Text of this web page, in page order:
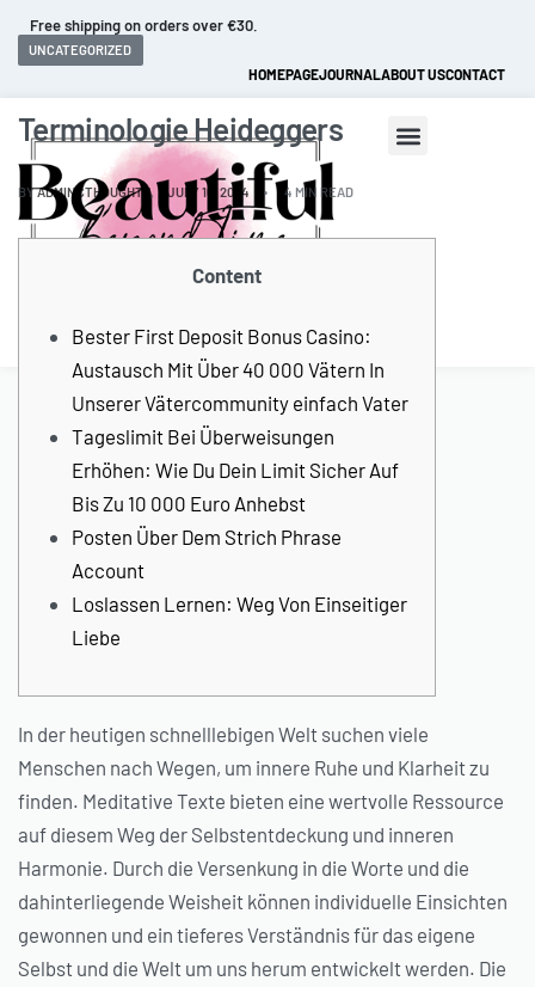
Free shipping on orders over €30.
HOMEPAGEJOURNALABOUT USCONTACT
UNCATEGORIZED
Terminologie Heideggers
BYADMINCTHOUGHTZ JULY 16, 2024 4 MIN READ
Content
Bester First Deposit Bonus Casino:
Austausch Mit Über 40 000 Vätern In
Unserer Vätercommunity einfach Vater
Tageslimit Bei Überweisungen
Erhöhen: Wie Du Dein Limit Sicher Auf
Bis Zu 10 000 Euro Anhebst
Posten Über Dem Strich Phrase
Account
Loslassen Lernen: Weg Von Einseitiger
Liebe
In der heutigen schnelllebigen Welt suchen viele
Menschen nach Wegen, um innere Ruhe und Klarheit zu
finden. Meditative Texte bieten eine wertvolle Ressource
auf diesem Weg der Selbstentdeckung und inneren
Harmonie. Durch die Versenkung in die Worte und die
dahinterliegende Weisheit können individuelle Einsichten
gewonnen und ein tieferes Verständnis für das eigene
Selbst und die Welt um uns herum entwickelt werden. Die